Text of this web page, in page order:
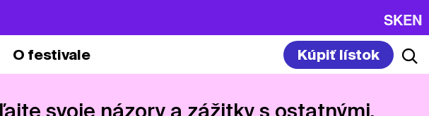
SKEN
O festivale Kúpiť lístok
svoje názory a zážitky s ostatnými.